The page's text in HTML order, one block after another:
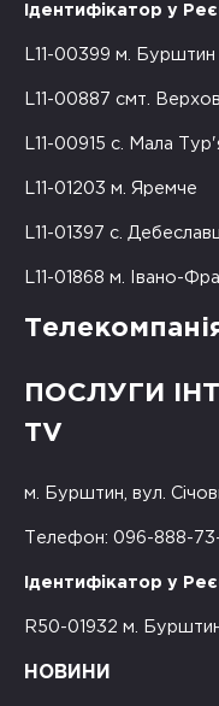
Ідентифікатор у
L11-00399 м. Бурштин
L11-00887 смт.
L11-00915 с. Мала
L11-01203 м. Яремче
L11-01397 с.
L11-01868 м. Івано-
ПОСЛУГИ
TV
м. Бурштин, вул.
Телефон: 096-888-
Ідентифікатор у
R50-01932 м.
НОВИНИ